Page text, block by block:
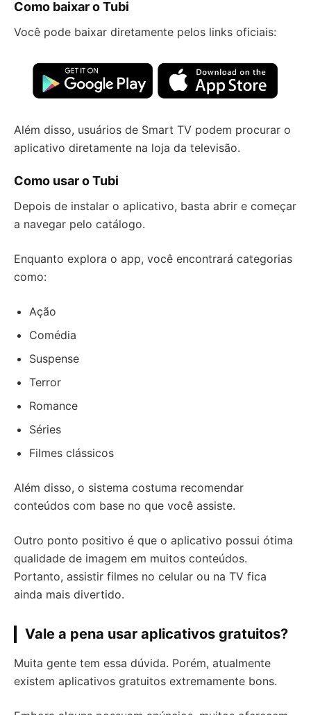
Como baixar o Tubi
Você pode baixar diretamente pelos links oficiais:
Além disso, usuários de Smart TV podem procurar o
aplicativo diretamente na loja da televisão.
Como usar o Tubi
Depois de instalar o aplicativo, basta abrir e começar
a navegar pelo catálogo.
Enquanto explora o app, você encontrará categorias
como:
Ação
Comédia
Suspense
Terror
Romance
Séries
Filmes clássicos
Além disso, o sistema costuma recomendar
conteúdos com base no que você assiste.
Outro ponto positivo é que o aplicativo possui ótima
qualidade de imagem em muitos conteúdos.
Portanto, assistir filmes no celular ou na TV fica
ainda mais divertido.
Vale a pena usar aplicativos gratuitos?
Muita gente tem essa dúvida. Porém, atualmente
existem aplicativos gratuitos extremamente bons.